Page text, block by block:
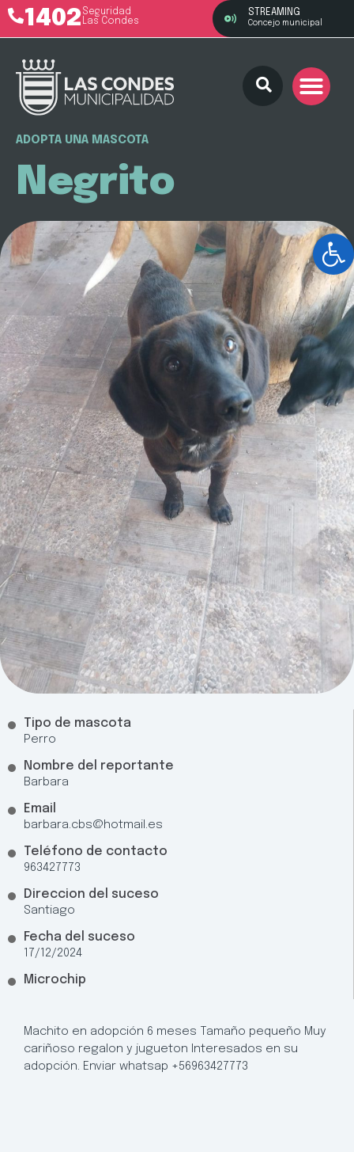
1402 Seguridad
Las Condes
STREAMING
Concejo municipal
ADOPTA UNA MASCOTA
Negrito
Tipo de mascota
Perro
Nombre del reportante
Barbara
Email
barbara.cbs@hotmail.es
Teléfono de contacto
963427773
Direccion del suceso
Santiago
Fecha del suceso
17/12/2024
Microchip
Machito en adopción 6 meses Tamaño pequeño Muy
cariñoso regalon y jugueton Interesados en su
adopción. Enviar whatsap +56963427773